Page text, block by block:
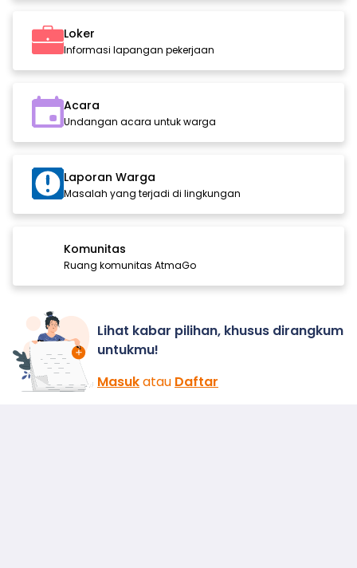
Loker
Informasi lapangan pekerjaan
Acara
Undangan acara untuk warga
Laporan Warga
Masalah yang terjadi di lingkungan
Komunitas
Ruang komunitas AtmaGo
Lihat kabar pilihan, khusus dirangkum
untukmu!
Masukatau Daftar